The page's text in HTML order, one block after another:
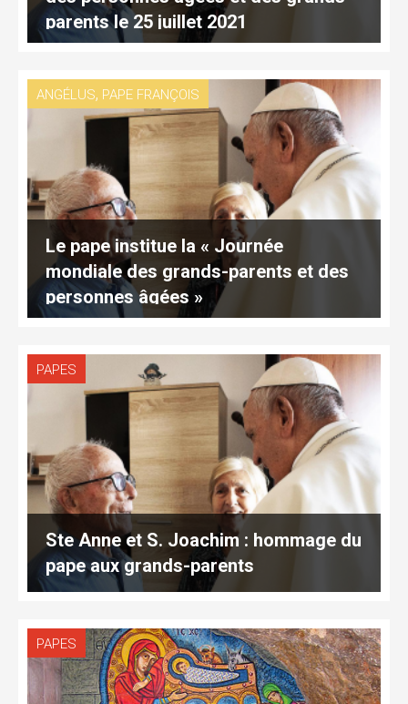
parents le 25 juillet 2021
ANGÉLUS, PAPE FRANÇOIS
Le pape institue la « Journée
mondiale des grands-parents et des
personnes âgées »
PAPES
Ste Anne et S. Joachim : hommage du
pape aux grands-parents
PAPES